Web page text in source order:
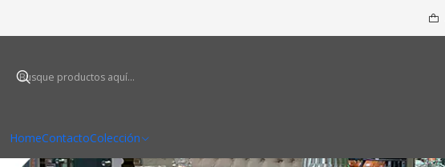
HomeContactoColección
Colección